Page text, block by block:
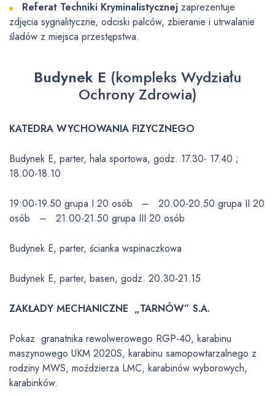
Referat Techniki Kryminalistycznej zaprezentuje
zdjęcia sygnalityczne, odciski palców, zbieranie i utrwalanie
śladów z miejsca przestępstwa.
Budynek E (kompleks Wydziału
Ochrony Zdrowia)
KATEDRA WYCHOWANIA FIZYCZNEGO
Budynek E, parter, hala sportowa, godz. 17.30- 17.40 ;
18.00-18.10
19:00-19.50 grupa I 20 osób – 20.00-20.50 grupa II 20
osób – 21.00-21.50 grupa III 20 osób
Budynek E, parter, ścianka wspinaczkowa
Budynek E, parter, basen, godz. 20.30-21.15
ZAKŁADY MECHANICZNE „TARNÓW” S.A.
Pokaz granatnika rewolwerowego RGP-40, karabinu
maszynowego UKM 2020S, karabinu samopowtarzalnego z
rodziny MWS, moździerza LMC, karabinów wyborowych,
karabinków.